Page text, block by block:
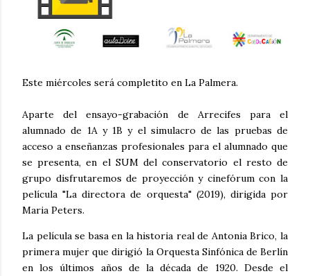
Este miércoles será completito en La Palmera.
Aparte del ensayo-grabación de Arrecifes para el
alumnado de 1A y 1B y el simulacro de las pruebas de
acceso a enseñanzas profesionales para el alumnado que
se presenta, en el SUM del conservatorio el resto de
grupo disfrutaremos de proyección y cinefórum con la
película "La directora de orquesta" (2019), dirigida por
Maria Peters.
La película se basa en la historia real de Antonia Brico, la
primera mujer que dirigió la Orquesta Sinfónica de Berlín
en los últimos años de la década de 1920. Desde el